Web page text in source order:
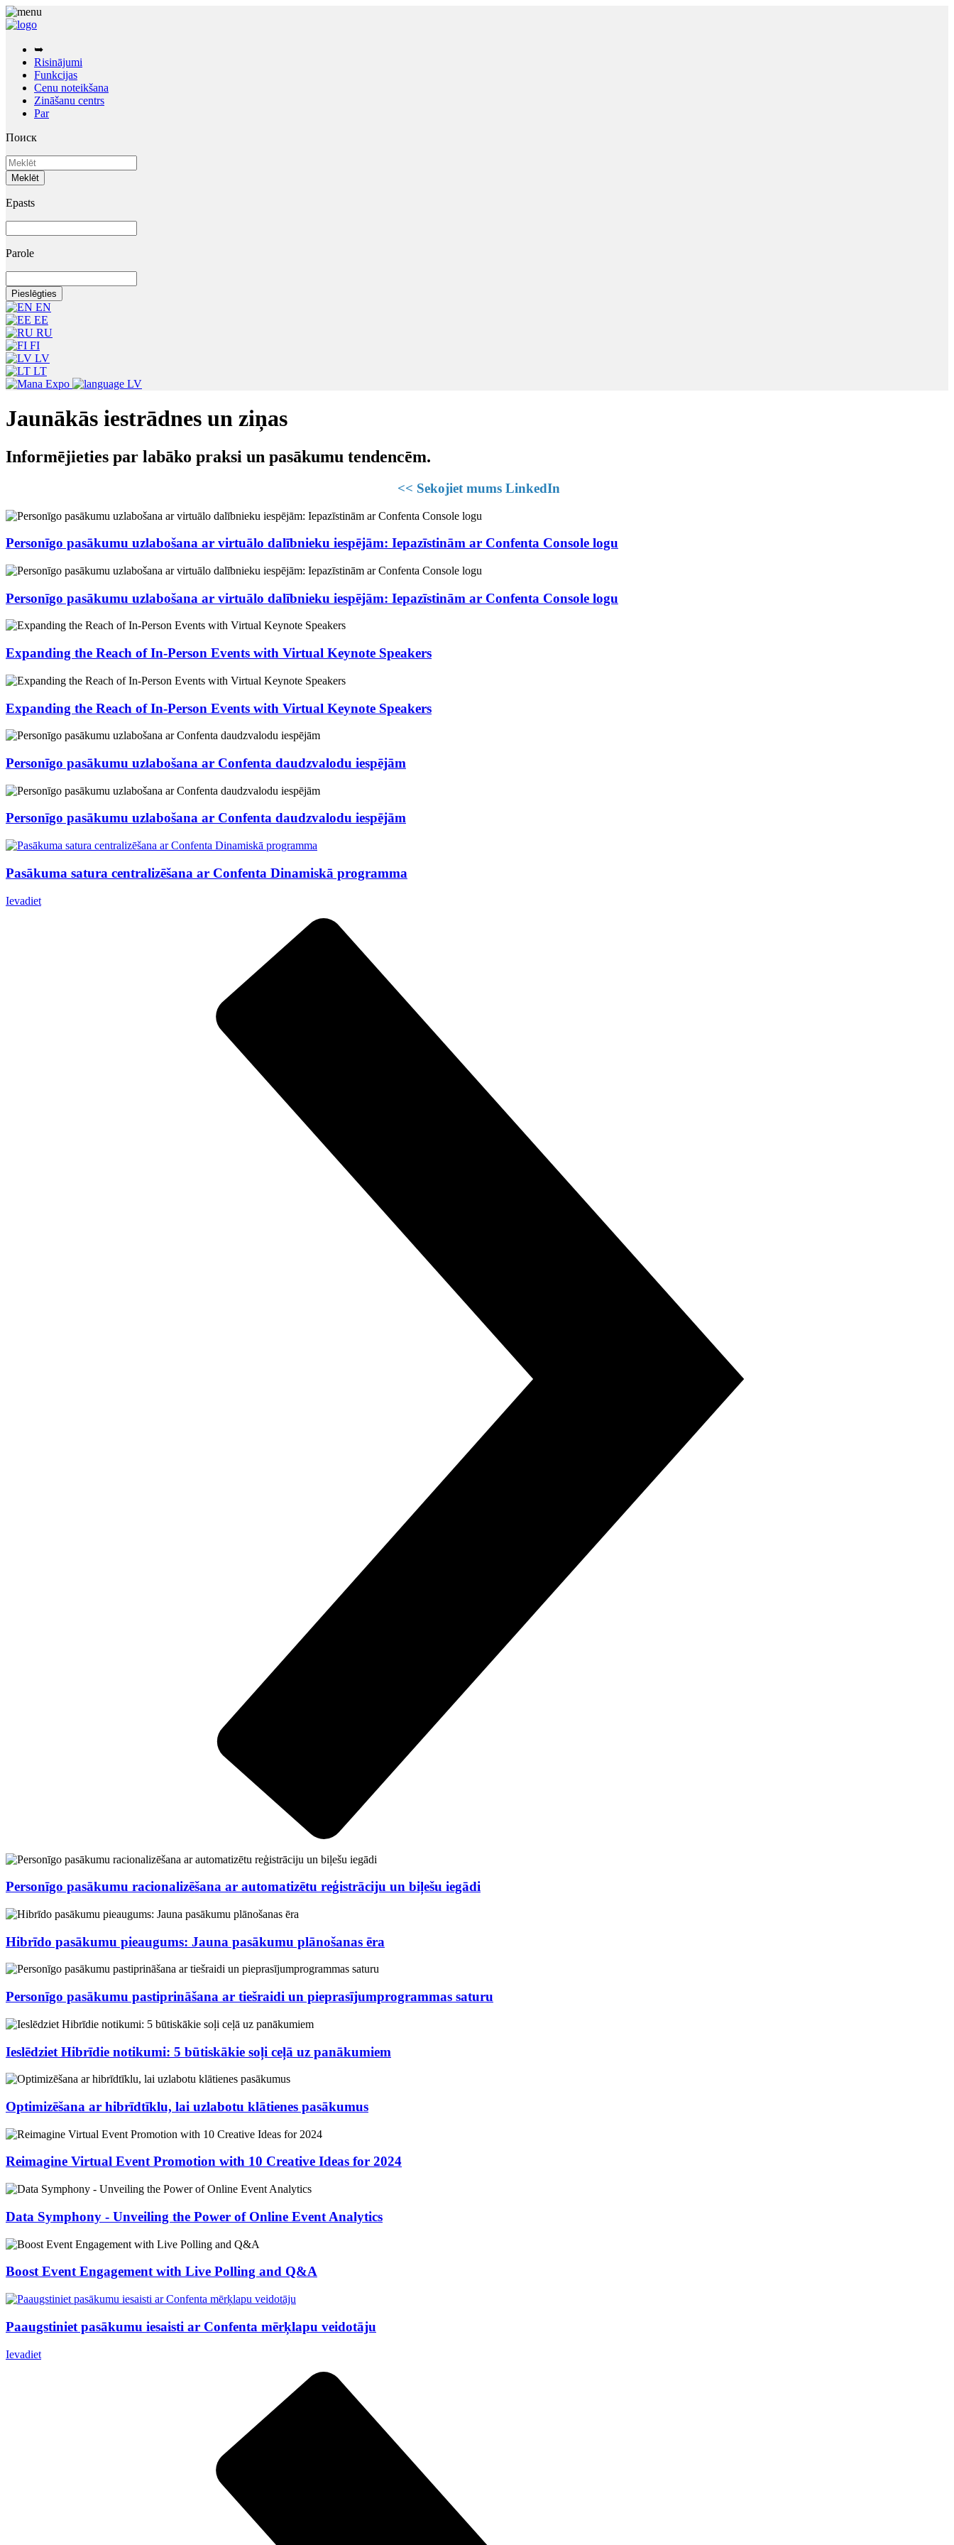
➥
Risinājumi
Funkcijas
Cenu noteikšana
Zināšanu centrs
Par
Поиск
Epasts
Parole
EN
EE
RU
FI
LV
LT
LV
Jaunākās iestrādnes un ziņas
Informējieties par labāko praksi un pasākumu tendencēm.
<< Sekojiet mums LinkedIn
Personīgo pasākumu uzlabošana ar virtuālo dalībnieku iespējām: Iepazīstinām ar Confenta Console logu
Personīgo pasākumu uzlabošana ar virtuālo dalībnieku iespējām: Iepazīstinām ar Confenta Console logu
Expanding the Reach of In-Person Events with Virtual Keynote Speakers
Expanding the Reach of In-Person Events with Virtual Keynote Speakers
Personīgo pasākumu uzlabošana ar Confenta daudzvalodu iespējām
Personīgo pasākumu uzlabošana ar Confenta daudzvalodu iespējām
Pasākuma satura centralizēšana ar Confenta Dinamiskā programma
Ievadiet
Personīgo pasākumu racionalizēšana ar automatizētu reģistrāciju un biļešu iegādi
Hibrīdo pasākumu pieaugums: Jauna pasākumu plānošanas ēra
Personīgo pasākumu pastiprināšana ar tiešraidi un pieprasījumprogrammas saturu
Ieslēdziet Hibrīdie notikumi: 5 būtiskākie soļi ceļā uz panākumiem
Optimizēšana ar hibrīdtīklu, lai uzlabotu klātienes pasākumus
Reimagine Virtual Event Promotion with 10 Creative Ideas for 2024
Data Symphony - Unveiling the Power of Online Event Analytics
Boost Event Engagement with Live Polling and Q&A
Paaugstiniet pasākumu iesaisti ar Confenta mērķlapu veidotāju
Ievadiet